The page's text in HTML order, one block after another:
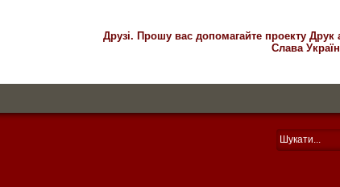
Друзі. Прошу вас допомагайте проекту
Слава